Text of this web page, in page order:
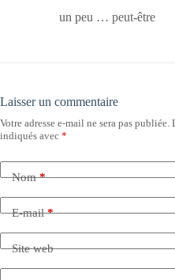
un peu … peut-être
Laisser un commentaire
Votre adresse e-mail ne sera pas publiée.
indiqués avec *
Nom*
E-mail*
Site web